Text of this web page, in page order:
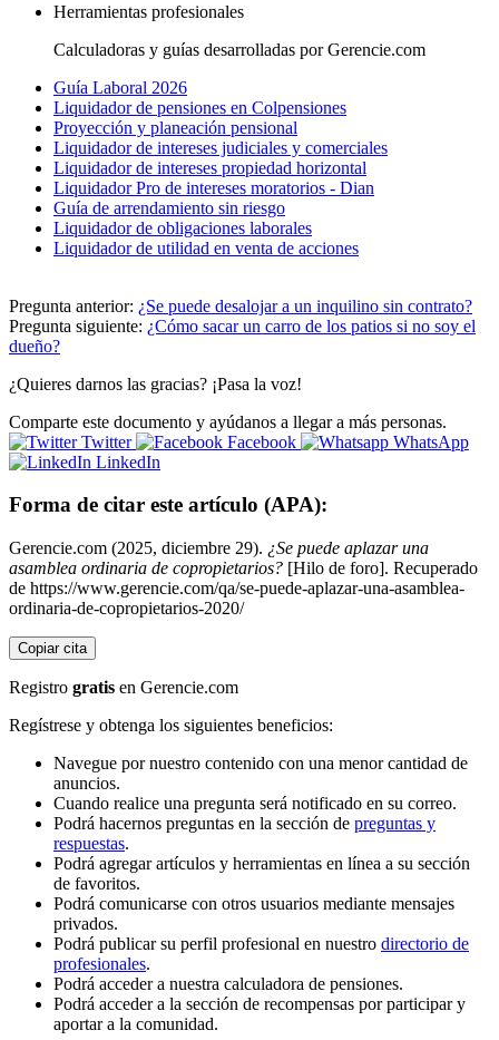
Herramientas profesionales
Calculadoras y guías desarrolladas por Gerencie.com
Guía Laboral 2026
Liquidador de pensiones en Colpensiones
Proyección y planeación pensional
Liquidador de intereses judiciales y comerciales
Liquidador de intereses propiedad horizontal
Liquidador Pro de intereses moratorios - Dian
Guía de arrendamiento sin riesgo
Liquidador de obligaciones laborales
Liquidador de utilidad en venta de acciones
Pregunta anterior: ¿Se puede desalojar a un inquilino sin contrato?
Pregunta siguiente: ¿Cómo sacar un carro de los patios si no soy el
dueño?
¿Quieres darnos las gracias? ¡Pasa la voz!
Comparte este documento y ayúdanos a llegar a más personas.
Twitter
Facebook
WhatsApp
LinkedIn
Forma de citar este artículo (APA):
Gerencie.com (2025, diciembre 29). ¿Se puede aplazar una
asamblea ordinaria de copropietarios? [Hilo de foro]. Recuperado
de https://www.gerencie.com/qa/se-puede-aplazar-una-asamblea-
ordinaria-de-copropietarios-2020/
Copiar cita
Registro gratis en Gerencie.com
Regístrese y obtenga los siguientes beneficios:
Navegue por nuestro contenido con una menor cantidad de
anuncios.
Cuando realice una pregunta será notificado en su correo.
Podrá hacernos preguntas en la sección de preguntas y
respuestas.
Podrá agregar artículos y herramientas en línea a su sección
de favoritos.
Podrá comunicarse con otros usuarios mediante mensajes
privados.
Podrá publicar su perfil profesional en nuestro directorio de
profesionales.
Podrá acceder a nuestra calculadora de pensiones.
Podrá acceder a la sección de recompensas por participar y
aportar a la comunidad.